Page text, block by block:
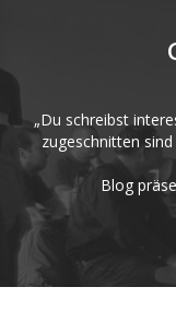
„Du schreibst
zugeschnitten
Blog